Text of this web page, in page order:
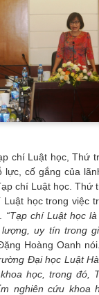
chí Luật học, Thứ
lực, cố gắng của
chí Luật học. Thứ
học trong việc
“Tạp chí Luật học
uy tín trong
Hoàng Oanh
Đại học Luật
học, trong đó,
nghiên cứu khoa